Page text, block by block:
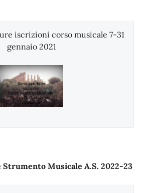
iscrizioni corso musicale 7-31
gennaio 2021
Musicale A.S. 2022-23